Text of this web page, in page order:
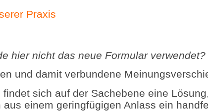
Praxis
hier nicht das neue Formular
und damit verbundene
findet sich auf der Sachebene eine
aus einem geringfügigen Anlass ein